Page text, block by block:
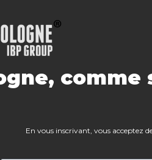
comme
En vous inscrivant, vous acceptez